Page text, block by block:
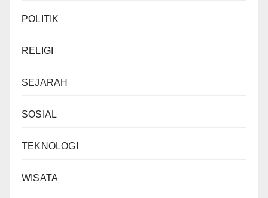
POLITIK
RELIGI
SEJARAH
SOSIAL
TEKNOLOGI
WISATA